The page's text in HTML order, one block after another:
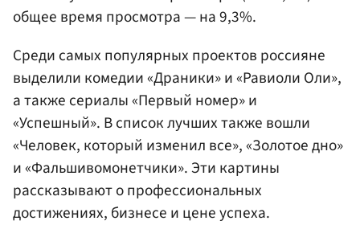
общее время просмотра — на 9,3%.
Среди самых популярных проектов россияне
выделили комедии «Драники» и «Равиоли Оли»,
а также сериалы «Первый номер» и
«Успешный». В список лучших также вошли
«Человек, который изменил все», «Золотое дно»
и «Фальшивомонетчики». Эти картины
рассказывают о профессиональных
достижениях, бизнесе и цене успеха.